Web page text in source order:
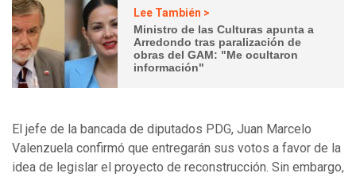
Lee También >
Ministro de las Culturas apunta a
Arredondo tras paralización de
obras del GAM: "Me ocultaron
información"
El jefe de la bancada de diputados PDG, Juan Marcelo
Valenzuela confirmó que entregarán sus votos a favor de la
idea de legislar el proyecto de reconstrucción. Sin embargo,